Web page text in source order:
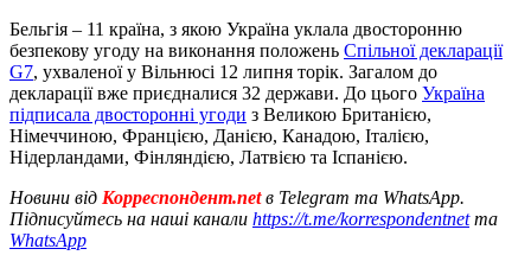
Бельгія – 11 країна, з якою Україна уклала двосторонню
безпекову угоду на виконання положень Спільної декларації
G7, ухваленої у Вільнюсі 12 липня торік. Загалом до
декларації вже приєдналися 32 держави. До цього Україна
підписала двосторонні угоди з Великою Британією,
Німеччиною, Францією, Данією, Канадою, Італією,
Нідерландами, Фінляндією, Латвією та Іспанією.
Новини від Корреспондент.netв Telegram та WhatsApp.
Підписуйтесь на наші канали https://t.me/korrespondentnetта
WhatsApp